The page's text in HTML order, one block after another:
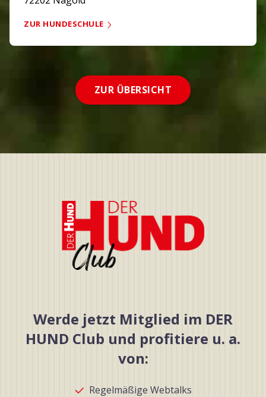
ZUR HUNDESCHULE
ZUR ÜBERSICHT
Werde jetzt Mitglied im DER
HUND Club und profitiere u. a.
von:
Regelmäßige Webtalks